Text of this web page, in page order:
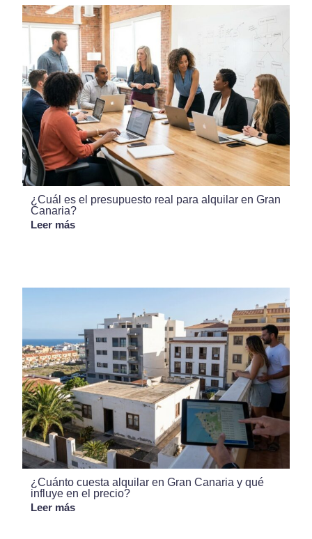
¿Cuál es el presupuesto real para alquilar en Gran
Canaria?
Leer más
¿Cuánto cuesta alquilar en Gran Canaria y qué
influye en el precio?
Leer más